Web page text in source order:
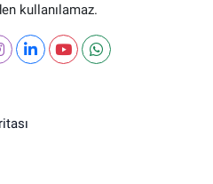
kullanılamaz.